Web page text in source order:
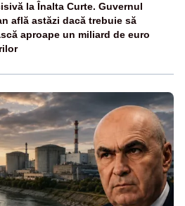
la Înalta Curte. Guvernul
află astăzi dacă trebuie să
aproape un miliard de euro